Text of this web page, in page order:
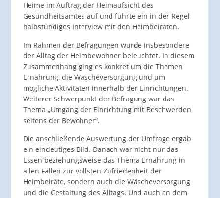
Heime im Auftrag der Heimaufsicht des
Gesundheitsamtes auf und führte ein in der Regel
halbstündiges Interview mit den Heimbeiräten.
Im Rahmen der Befragungen wurde insbesondere
der Alltag der Heimbewohner beleuchtet. In diesem
Zusammenhang ging es konkret um die Themen
Ernährung, die Wäscheversorgung und um
mögliche Aktivitäten innerhalb der Einrichtungen.
Weiterer Schwerpunkt der Befragung war das
Thema „Umgang der Einrichtung mit Beschwerden
seitens der Bewohner“.
Die anschließende Auswertung der Umfrage ergab
ein eindeutiges Bild. Danach war nicht nur das
Essen beziehungsweise das Thema Ernährung in
allen Fällen zur vollsten Zufriedenheit der
Heimbeiräte, sondern auch die Wäscheversorgung
und die Gestaltung des Alltags. Und auch an dem